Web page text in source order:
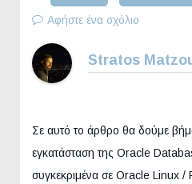
Αφήστε ένα σχόλιο
Stratos
Σε αυτό το άρθρο θα δούμε
εγκατάσταση της Oracle
συγκεκριμένα σε Oracle Linux /